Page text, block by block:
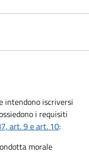
intendono iscriversi
i requisiti
art. 9 e art. 10:
morale